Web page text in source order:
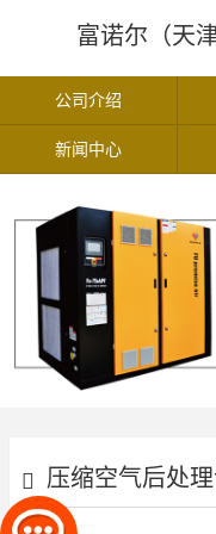
富诺尔（天
公司介绍
新闻中心
压缩空气后处